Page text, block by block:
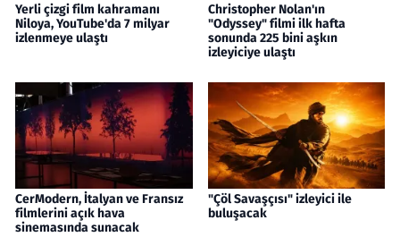
Yerli çizgi film kahramanı
Niloya, YouTube'da 7 milyar
izlenmeye ulaştı
Christopher Nolan'ın
"Odyssey" filmi ilk hafta
sonunda 225 bini aşkın
izleyiciye ulaştı
CerModern, İtalyan ve Fransız
filmlerini açık hava
sinemasında sunacak
"Çöl Savaşçısı" izleyici ile
buluşacak